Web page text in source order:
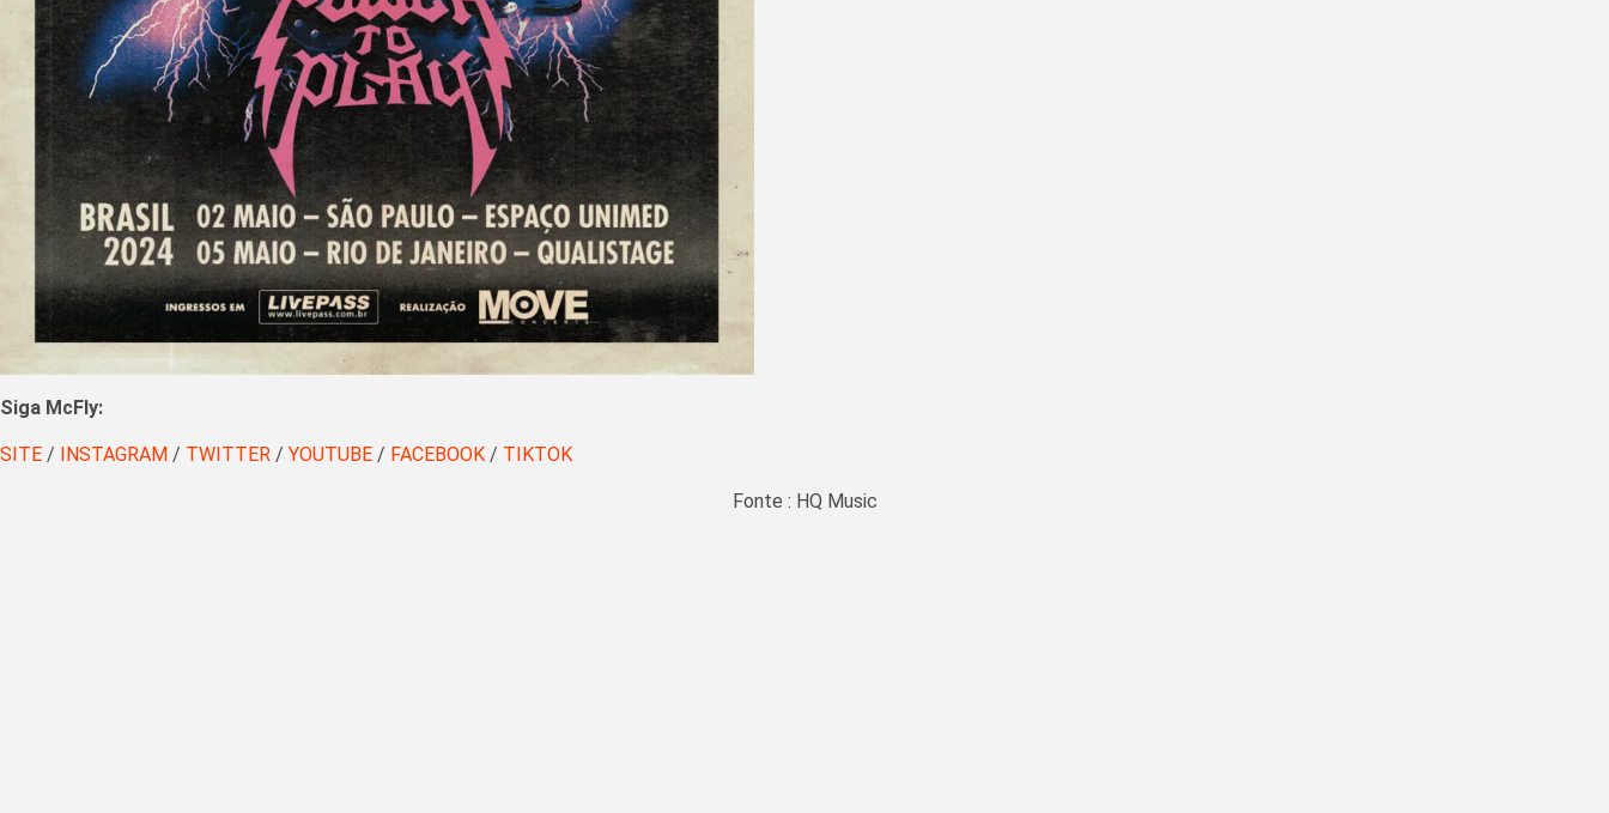
Siga McFly:
SITE / INSTAGRAM / TWITTER / YOUTUBE / FACEBOOK / TIKTOK
Fonte : HQ Music